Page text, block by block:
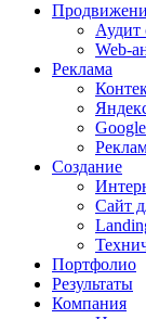
Аудит
Web-
Реклама
Создание
Сайт
Портфолио
Результаты
Компания